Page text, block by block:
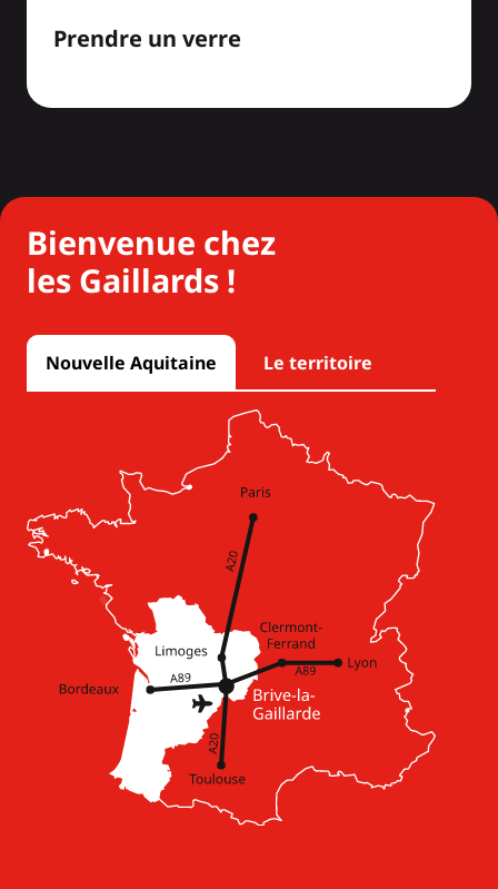
Prendre un verre
Bienvenue chez
les Gaillards !
Nouvelle Aquitaine Le territoire